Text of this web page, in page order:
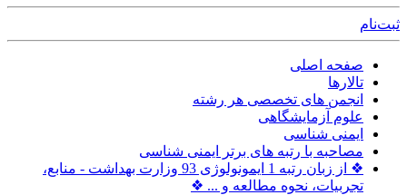
ثبت‌نام
صفحه اصلی
تالارها
انجمن های تخصصی هر رشته
علوم آزمایشگاهی
ایمنی شناسی
مصاحبه با رتبه های برتر ایمنی شناسی
❖ از زبان رتبه 1 ایمونولوژی 93 وزارت بهداشت - منابع،
تجربیات، نحوه مطالعه و ... ❖